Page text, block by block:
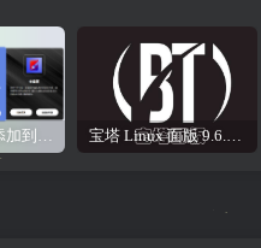
如何把软件源添加到签名工具，保姆级教学，小白都能学会！ 宝塔 Linux 面版 9.6.0 企业版/开心版详细教程，保姆级教学